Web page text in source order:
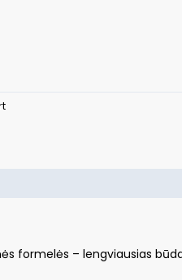
formelės – lengviausias